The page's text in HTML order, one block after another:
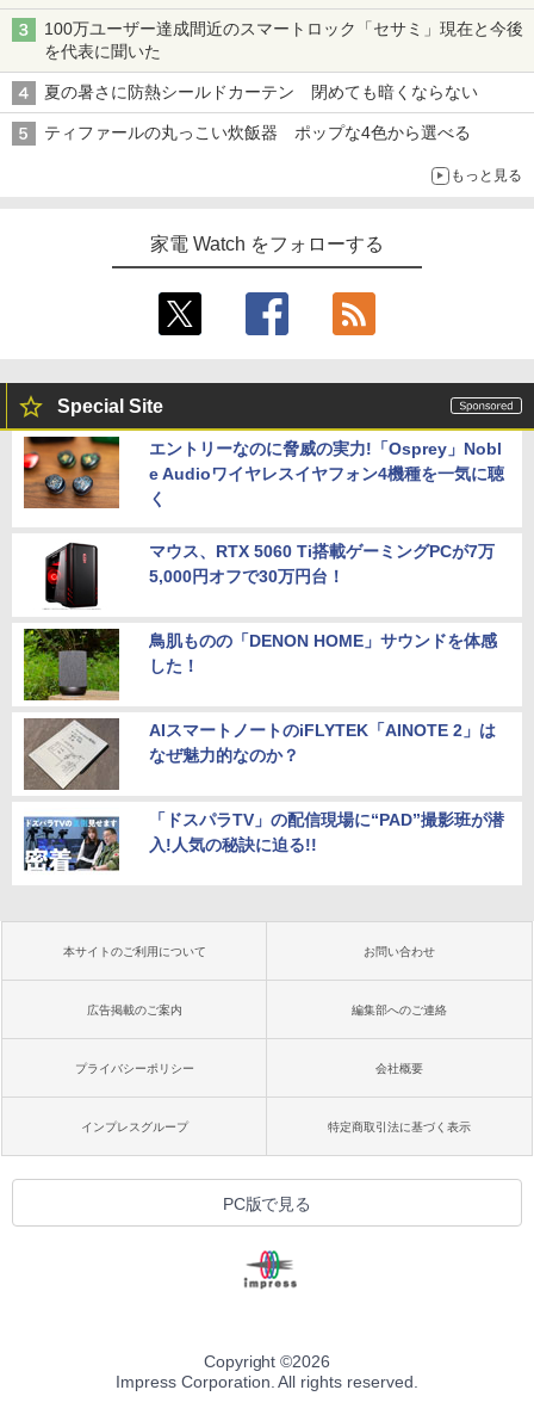
100万ユーザー達成間近のスマートロック「セサミ」現在と今後
を代表に聞いた
夏の暑さに防熱シールドカーテン 閉めても暗くならない
ティファールの丸っこい炊飯器 ポップな4色から選べる
もっと見る
家電 Watch をフォローする
Special Site
エントリーなのに脅威の実力!「Osprey」Nobl
e Audioワイヤレスイヤフォン4機種を一気に聴
く
マウス、RTX 5060 Ti搭載ゲーミングPCが7万
5,000円オフで30万円台！
鳥肌ものの「DENON HOME」サウンドを体感
した！
AIスマートノートのiFLYTEK「AINOTE 2」は
なぜ魅力的なのか？
「ドスパラTV」の配信現場に“PAD”撮影班が潜
入!人気の秘訣に迫る!!
本サイトのご利用について お問い合わせ
広告掲載のご案内 編集部へのご連絡
プライバシーポリシー 会社概要
インプレスグループ 特定商取引法に基づく表示
PC版で見る
Copyright ©2026
Impress Corporation. All rights reserved.